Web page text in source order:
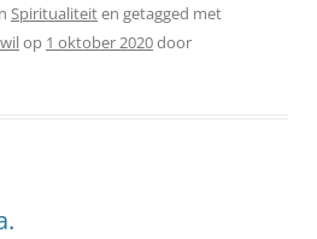
Spiritualiteiten getagged met
op 1 oktober 2020door